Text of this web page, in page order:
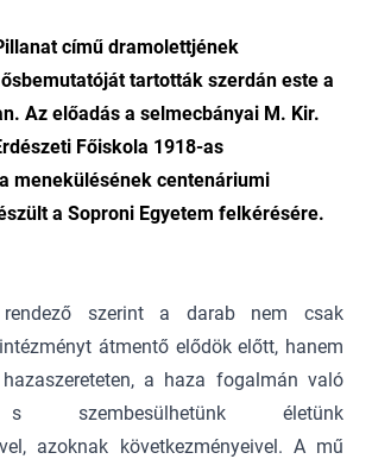
című dramolettjének
tartották szerdán este a
Az előadás a selmecbányai M. Kir.
Főiskola 1918-as
menekülésének centenáriumi
a Soproni Egyetem felkérésére.
szerint a darab nem csak
átmentő elődök előtt, hanem
a haza fogalmán való
s szembesülhetünk életünk
azoknak következményeivel. A mű